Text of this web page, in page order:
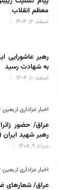
معظم انقلاب
اسفند 12, 1404
رهبر عاشورایی
به شهادت رسید
اسفند 10, 1404
اخبار عزاداری اربعین ۲۰۲۶ - 65
عراق/ حضور
رهبر شهید ایران
مرداد 9, 1405
اخبار عزاداری اربعین ۲۰۲۶ - 63
عراق/ شعارهای